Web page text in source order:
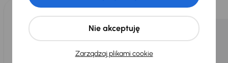
Zarządzaj plikami cookie
Nie akceptuję